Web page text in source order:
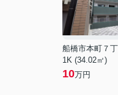
船橋市本町７丁
1K (34.02㎡)
10万円